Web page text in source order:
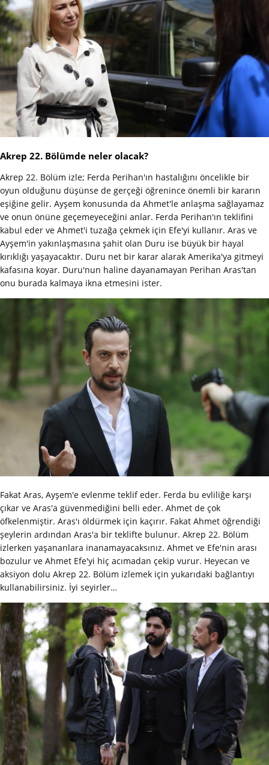
Akrep 22. Bölümde neler olacak?
Akrep 22. Bölüm izle; Ferda Perihan'ın hastalığını öncelikle bir
oyun olduğunu düşünse de gerçeği öğrenince önemli bir kararın
eşiğine gelir. Ayşem konusunda da Ahmet'le anlaşma sağlayamaz
ve onun önüne geçemeyeceğini anlar. Ferda Perihan'ın teklifini
kabul eder ve Ahmet'i tuzağa çekmek için Efe'yi kullanır. Aras ve
Ayşem'in yakınlaşmasına şahit olan Duru ise büyük bir hayal
kırıklığı yaşayacaktır. Duru net bir karar alarak Amerika'ya gitmeyi
kafasına koyar. Duru'nun haline dayanamayan Perihan Aras'tan
onu burada kalmaya ikna etmesini ister.
Fakat Aras, Ayşem'e evlenme teklif eder. Ferda bu evliliğe karşı
çıkar ve Aras'a güvenmediğini belli eder. Ahmet de çok
öfkelenmiştir. Aras'ı öldürmek için kaçırır. Fakat Ahmet öğrendiği
şeylerin ardından Aras'a bir teklifte bulunur. Akrep 22. Bölüm
izlerken yaşananlara inanamayacaksınız. Ahmet ve Efe'nin arası
bozulur ve Ahmet Efe'yi hiç acımadan çekip vurur. Heyecan ve
aksiyon dolu Akrep 22. Bölüm izlemek için yukarıdaki bağlantıyı
kullanabilirsiniz. İyi seyirler…